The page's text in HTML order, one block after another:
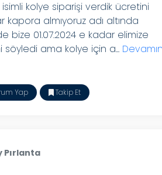
kolye siparişi verdik ücretini
kapora almıyoruz adı altında
bize 01.07.2024 e kadar elimize
ama kolye için a...
Yap Takip Et
Pırlanta